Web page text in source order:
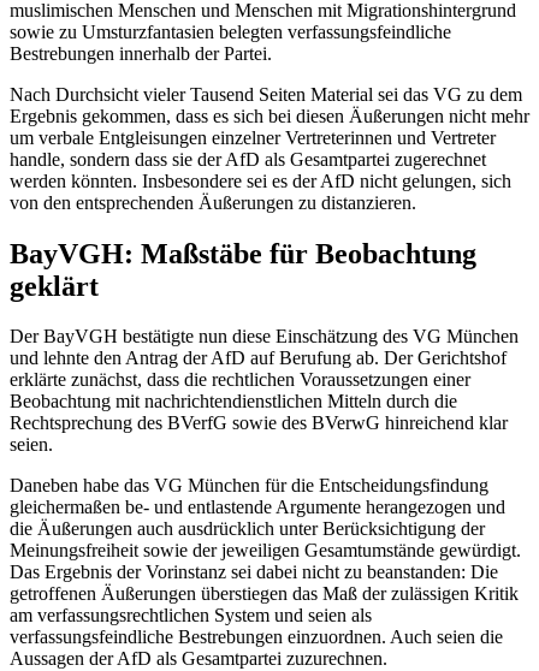
muslimischen Menschen und Menschen mit Migrationshintergrund
sowie zu Umsturzfantasien belegten verfassungsfeindliche
Bestrebungen innerhalb der Partei.
Nach Durchsicht vieler Tausend Seiten Material sei das VG zu dem
Ergebnis gekommen, dass es sich bei diesen Äußerungen nicht mehr
um verbale Entgleisungen einzelner Vertreterinnen und Vertreter
handle, sondern dass sie der AfD als Gesamtpartei zugerechnet
werden könnten. Insbesondere sei es der AfD nicht gelungen, sich
von den entsprechenden Äußerungen zu distanzieren.
BayVGH: Maßstäbe für Beobachtung
geklärt
Der BayVGH bestätigte nun diese Einschätzung des VG München
und lehnte den Antrag der AfD auf Berufung ab. Der Gerichtshof
erklärte zunächst, dass die rechtlichen Voraussetzungen einer
Beobachtung mit nachrichtendienstlichen Mitteln durch die
Rechtsprechung des BVerfG sowie des BVerwG hinreichend klar
seien.
Daneben habe das VG München für die Entscheidungsfindung
gleichermaßen be- und entlastende Argumente herangezogen und
die Äußerungen auch ausdrücklich unter Berücksichtigung der
Meinungsfreiheit sowie der jeweiligen Gesamtumstände gewürdigt.
Das Ergebnis der Vorinstanz sei dabei nicht zu beanstanden: Die
getroffenen Äußerungen überstiegen das Maß der zulässigen Kritik
am verfassungsrechtlichen System und seien als
verfassungsfeindliche Bestrebungen einzuordnen. Auch seien die
Aussagen der AfD als Gesamtpartei zuzurechnen.